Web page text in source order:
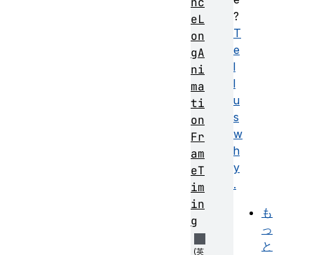
?
T
e
l
l
u
s
w
h
y
.
も
っ
と
eL
on
gA
ni
ma
ti
on
Fr
am
eT
im
in
g